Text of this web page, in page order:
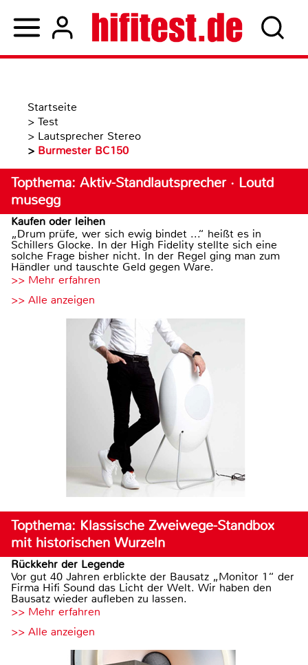
Startseite
> Test
> Lautsprecher Stereo
> Burmester BC150
Topthema: Aktiv-Standlautsprecher · Loutd
musegg
Kaufen oder leihen
„Drum prüfe, wer sich ewig bindet ...“ heißt es in
Schillers Glocke. In der High Fidelity stellte sich eine
solche Frage bisher nicht. In der Regel ging man zum
Händler und tauschte Geld gegen Ware.
>> Mehr erfahren
>> Alle anzeigen
Topthema: Klassische Zweiwege-Standbox
mit historischen Wurzeln
Rückkehr der Legende
Vor gut 40 Jahren erblickte der Bausatz „Monitor 1“ der
Firma Hifi Sound das Licht der Welt. Wir haben den
Bausatz wieder aufleben zu lassen.
>> Mehr erfahren
>> Alle anzeigen